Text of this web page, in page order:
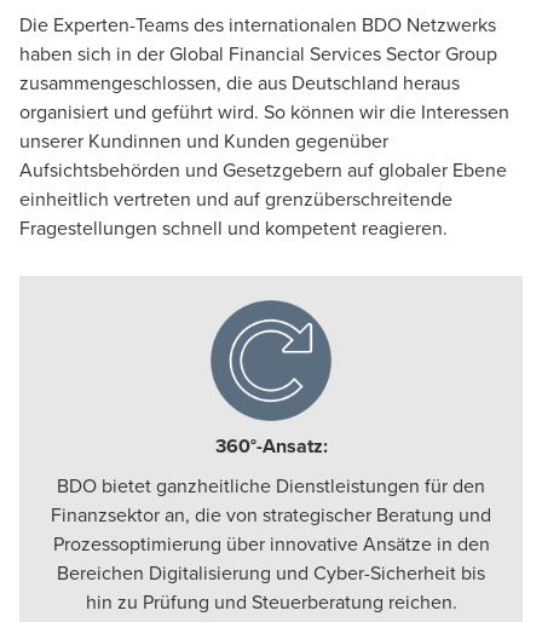
Die Experten-Teams des internationalen BDO Netzwerks
haben sich in derGlobal Financial Services Sector Group
zusammengeschlossen, die aus Deutschland heraus
organisiert und geführt wird. So können wir die Interessen
unserer Kundinnen und Kunden gegenüber
Aufsichtsbehörden und Gesetzgebern auf globaler Ebene
einheitlich vertreten und auf grenzüberschreitende
Fragestellungen schnell und kompetent reagieren.
360°-Ansatz:
BDO bietet ganzheitliche Dienstleistungen für den
Finanzsektor an, die von strategischer Beratung und
Prozessoptimierung über innovative Ansätze in den
Bereichen Digitalisierung und Cyber-Sicherheit bis
hin zu Prüfung und Steuerberatung reichen.